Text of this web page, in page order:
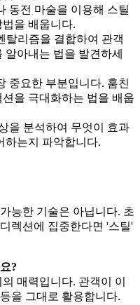
동전 마술을 이용해 스틸
을 배웁니다.
탈리즘을 결합하여 관객
아내는 법을 발견하세
중요한 부분입니다. 훔친
을 극대화하는 법을 배웁
을 분석하여 무엇이 효과
하는지 파악합니다.
능한 기술은 아닙니다. 초
렉션에 집중한다면 '스틸'
?
매력입니다. 관객이 이
을 그대로 활용합니다.